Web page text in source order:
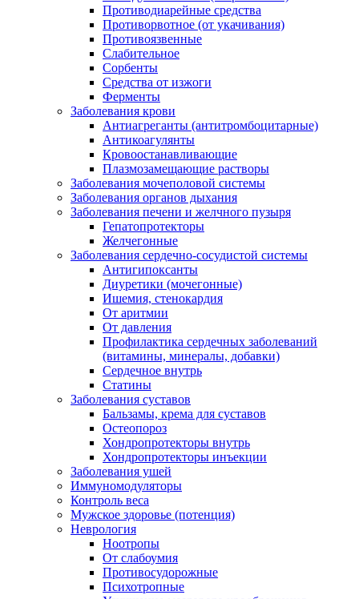
Противодиарейные средства
Противорвотное (от укачивания)
Противоязвенные
Слабительное
Сорбенты
Средства от изжоги
Ферменты
Заболевания крови
Антиагреганты (антитромбоцитарные)
Антикоагулянты
Кровоостанавливающие
Плазмозамещающие растворы
Заболевания мочеполовой системы
Заболевания органов дыхания
Заболевания печени и желчного пузыря
Гепатопротекторы
Желчегонные
Заболевания сердечно-сосудистой системы
Антигипоксанты
Диуретики (мочегонные)
Ишемия, стенокардия
От аритмии
От давления
Профилактика сердечных заболеваний
(витамины, минералы, добавки)
Сердечное внутрь
Статины
Заболевания суставов
Бальзамы, крема для суставов
Остеопороз
Хондропротекторы внутрь
Хондропротекторы инъекции
Заболевания ушей
Иммуномодуляторы
Контроль веса
Мужское здоровье (потенция)
Неврология
Ноотропы
От слабоумия
Противосудорожные
Психотропные